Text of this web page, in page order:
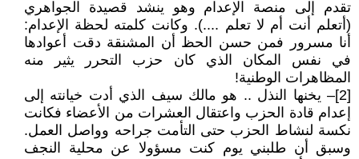
تقدم إلى منصة الإعدام وهو ينشد قصيدة الجواهري
(أتعلم أنت أم لا تعلم ....). وكانت كلمته لحظة الإعدام:
أنا مسرور فمن حسن الحظ أن المشنقة دقت أعوادها
في نفس المكان الذي كان حزب التحرر يثير منه
المظاهرات الوطنية!
[2]– يخنها النذل .. هو مالك سيف الذي أدت خيانته إلى
إعدام قادة الحزب واعتقال العشرات من الأعضاء فكانت
نكسة لنشاط الحزب حتى التأمت جراحه وواصل العمل.
وسبق أن طلبني يوم كنت مسؤولا عن محلية النجف